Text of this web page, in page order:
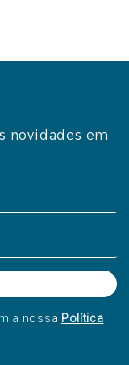
novidades em
a nossa Política